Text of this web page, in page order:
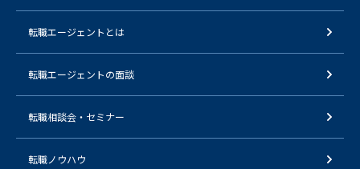
転職エージェントとは
転職エージェントの面談
転職相談会・セミナー
転職ノウハウ